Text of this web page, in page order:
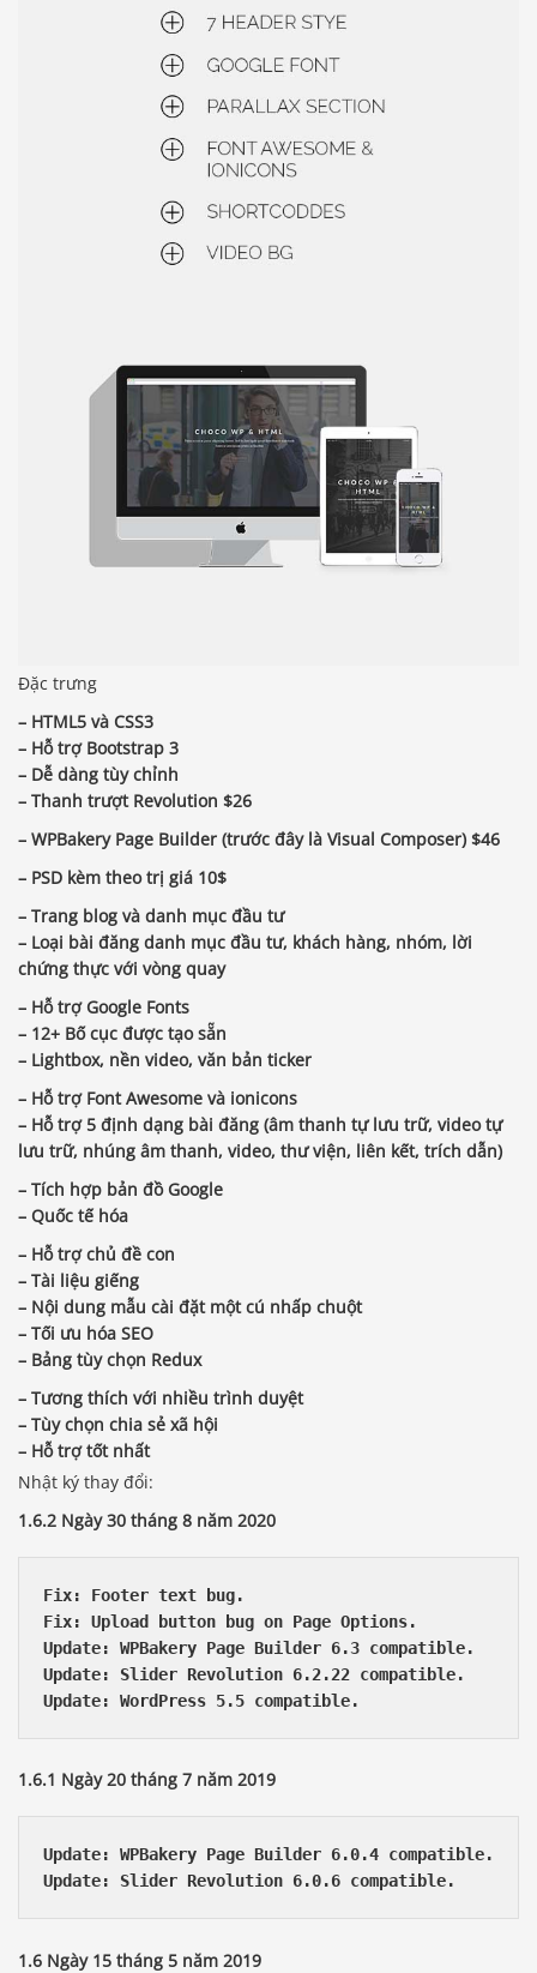
Đặc trưng
– HTML5 và CSS3
– Hỗ trợ Bootstrap 3
– Dễ dàng tùy chỉnh
– Thanh trượt Revolution $26
– WPBakery Page Builder (trước đây là Visual Composer) $46
– PSD kèm theo trị giá 10$
– Trang blog và danh mục đầu tư
– Loại bài đăng danh mục đầu tư, khách hàng, nhóm, lời
chứng thực với vòng quay
– Hỗ trợ Google Fonts
– 12+ Bố cục được tạo sẵn
– Lightbox, nền video, văn bản ticker
– Hỗ trợ Font Awesome và ionicons
– Hỗ trợ 5 định dạng bài đăng (âm thanh tự lưu trữ, video tự
lưu trữ, nhúng âm thanh, video, thư viện, liên kết, trích dẫn)
– Tích hợp bản đồ Google
– Quốc tế hóa
– Hỗ trợ chủ đề con
– Tài liệu giếng
– Nội dung mẫu cài đặt một cú nhấp chuột
– Tối ưu hóa SEO
– Bảng tùy chọn Redux
– Tương thích với nhiều trình duyệt
– Tùy chọn chia sẻ xã hội
– Hỗ trợ tốt nhất
Nhật ký thay đổi:
1.6.2 Ngày 30 tháng 8 năm 2020
Fix: Footer text bug.
Fix: Upload button bug on Page Options.
Update: WPBakery Page Builder 6.3 compatible.
Update: Slider Revolution 6.2.22 compatible.
1.6.1 Ngày 20 tháng 7 năm 2019
Update: WPBakery Page Builder 6.0.4 compatible.
1.6 Ngày 15 tháng 5 năm 2019